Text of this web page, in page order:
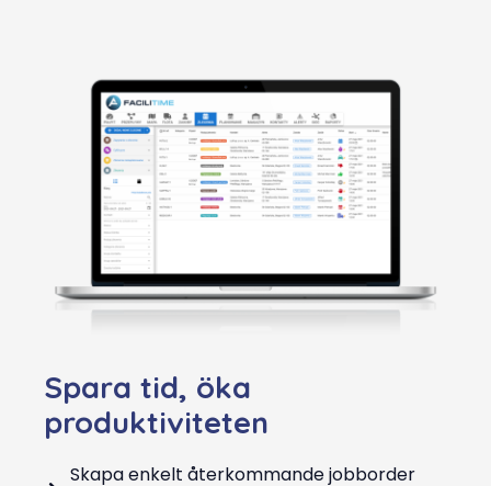
Spara tid, öka
produktiviteten
Skapa enkelt återkommande jobborder